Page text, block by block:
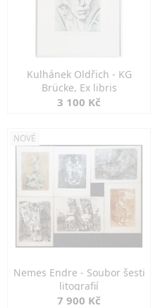
Kulhánek Oldřich - KG
Brücke, Ex libris
3 100 Kč
NOVÉ
Nemes Endre - Soubor šesti
litografií
7 900 Kč